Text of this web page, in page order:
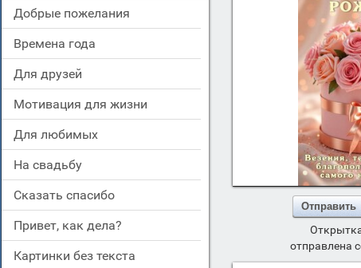
добрые пожелания
времена года
для друзей
мотивация для жизни
для любимых
на свадьбу
сказать спасибо
привет, как дела?
картинки без текста
Отправить
отправлена